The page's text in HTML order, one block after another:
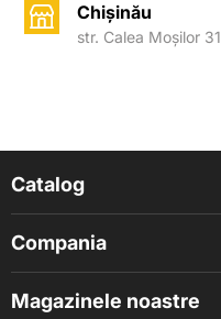
Chișinău
str. Calea Moșilor 31
Catalog
Compania
Magazinele noastre